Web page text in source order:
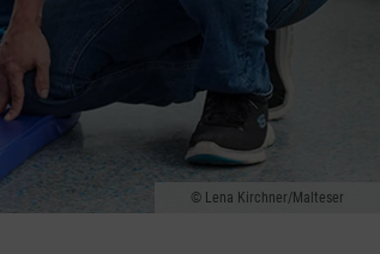
Lena Kirchner/Malteser